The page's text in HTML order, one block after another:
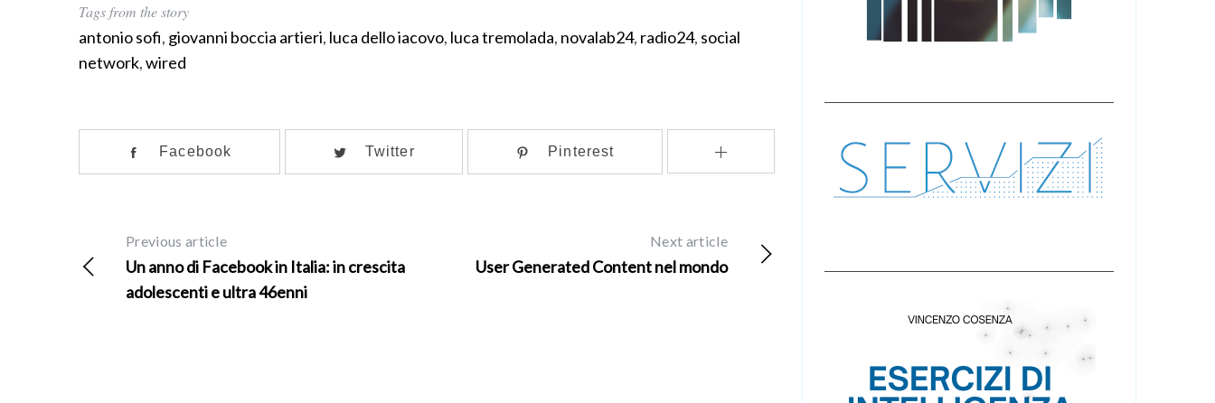
Tags from the story
antonio sofi, giovanni boccia artieri, luca dello iacovo, luca tremolada, novalab24, radio24, social
network,wired
Facebook Twitter Pinterest
Previous article
Un anno di Facebook in Italia: in crescita
adolescenti e ultra 46enni
Next article
User Generated Content nel mondo
f
o
r